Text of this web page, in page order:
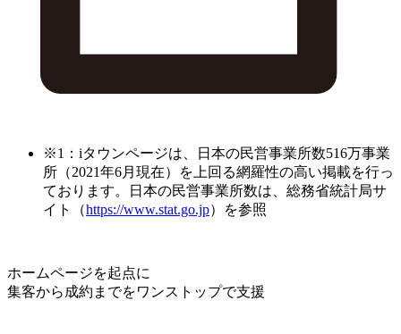
※1：iタウンページは、日本の民営事業所数516万事業
所（2021年6月現在）を上回る網羅性の高い掲載を行っ
ております。日本の民営事業所数は、総務省統計局サ
イト（https://www.stat.go.jp）を参照
ホームページを起点に
集客から成約までをワンストップで支援